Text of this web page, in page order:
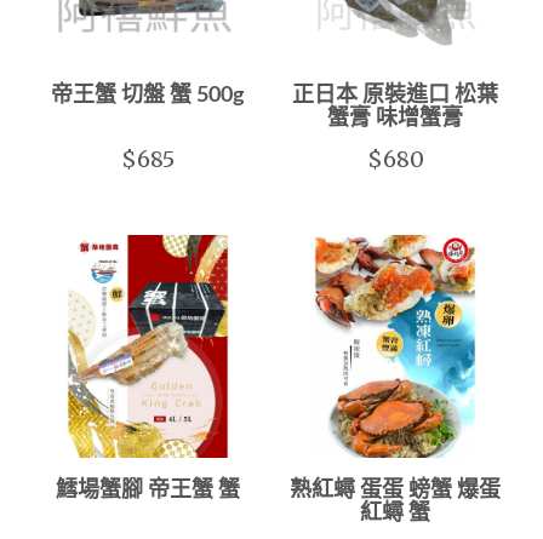
帝王蟹 切盤 蟹 500g
$685
正日本 原裝進口 松葉
蟹膏 味增蟹膏
$680
鱈場蟹腳 帝王蟹 蟹
熟紅蟳 蛋蛋 螃蟹 爆蛋
紅蟳 蟹